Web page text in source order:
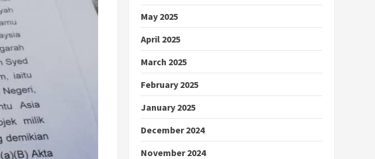
May 2025
April 2025
March 2025
February 2025
January 2025
December 2024
November 2024